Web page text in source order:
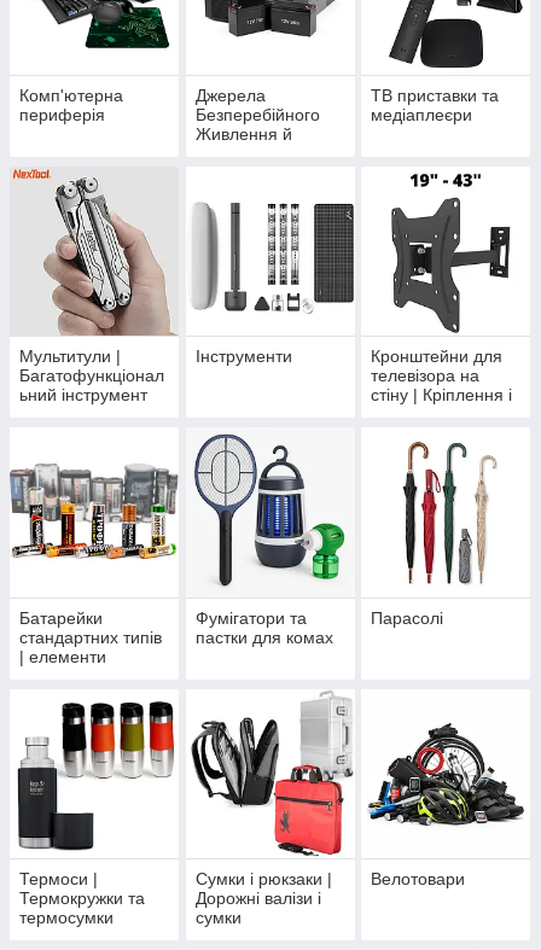
Комп'ютерна
периферія
Джерела
Безперебійного
Живлення й
ТВ приставки та
медіаплеєри
Мультитули |
Багатофункціонал
ьний інструмент
Інструменти
Кронштейни для
телевізора на
стіну | Кріплення і
Батарейки
стандартних типів
| елементи
Фумігатори та
пастки для комах
Парасолі
Термоси |
Термокружки та
термосумки
Сумки і рюкзаки |
Дорожні валізи і
сумки
Велотовари